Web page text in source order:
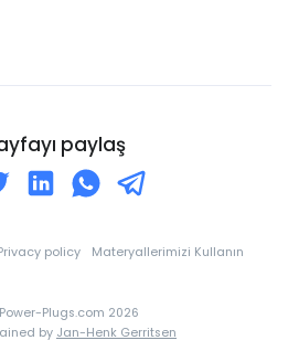
paylaş
policy Materyallerimizi Kullanın
Plugs.com 2026
by Jan-Henk Gerritsen